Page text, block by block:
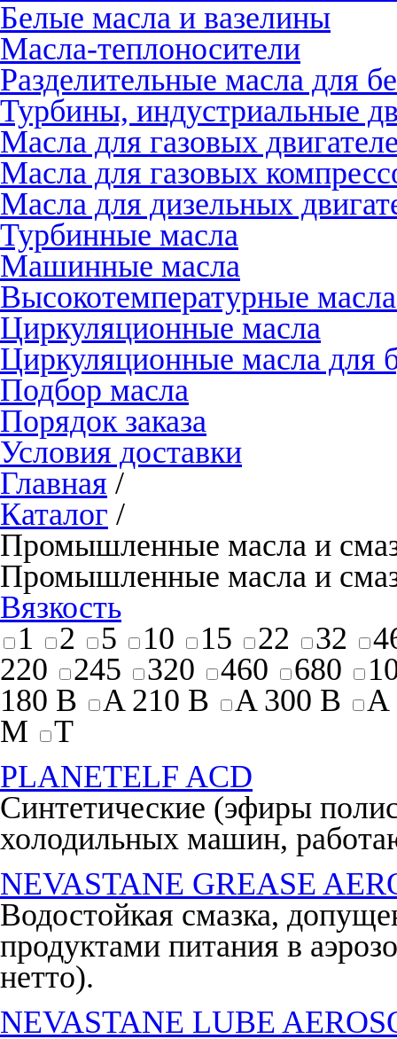
Белые масла и вазелины
Масла-теплоносители
Разделительные масла для
Турбины, индустриальные
Масла для газовых
Масла для газовых
Масла для дизельных
Турбинные масла
Машинные масла
Высокотемпературные
Циркуляционные масла
Циркуляционные масла для
Подбор масла
Порядок заказа
Условия доставки
Главная /
Каталог /
Промышленные масла и
Промышленные масла и
Вязкость
1
2 5 10 15 22 32
220
245 320 460 680
180 B
A 210 B A 300 B
A
M
T
PLANETELF ACD
Синтетические (эфиры
холодильных машин,
NEVASTANE GREASE
Водостойкая смазка,
продуктами питания в
нетто).
NEVASTANE LUBE